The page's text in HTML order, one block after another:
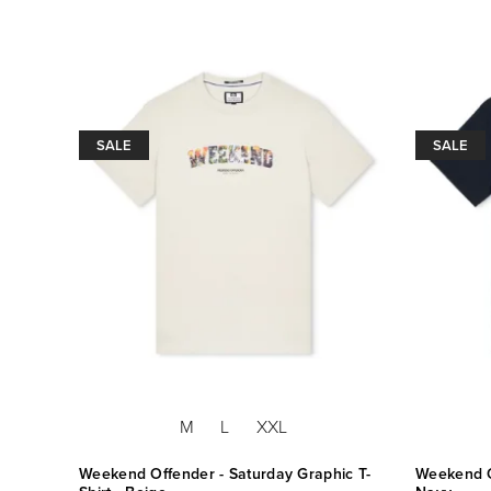
SALE
M L XXL
Weekend Offender - Saturday Graphic T-
SALE
Weekend